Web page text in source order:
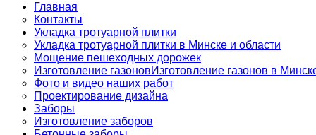
Главная
Контакты
Укладка тротуарной плитки
Укладка тротуарной плитки в Минске и области
Мощение пешеходных дорожек
Изготовление газоновИзготовление газонов в
Фото и видео наших работ
Проектирование дизайна
Заборы
Изготовление заборов